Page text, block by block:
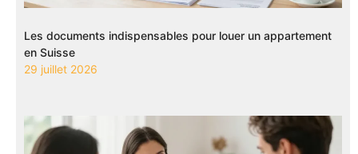
Les documents indispensables pour louer un appartement
en Suisse
29 juillet 2026